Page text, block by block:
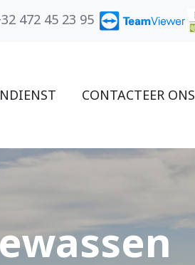
472 45 23 95
CONTACTEER ONS